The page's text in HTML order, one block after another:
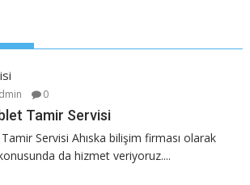
0
Tamir Servisi
Servisi Ahıska bilişim firması olarak
da hizmet veriyoruz....